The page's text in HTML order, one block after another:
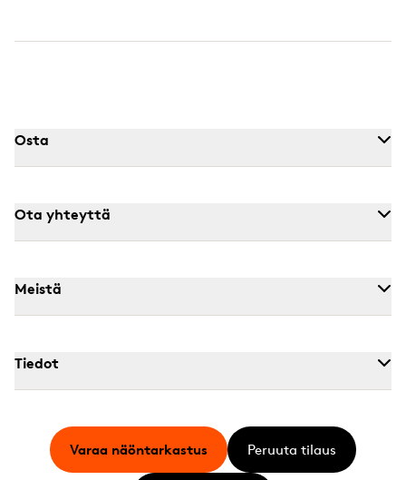
Osta
Ota yhteyttä
Meistä
Tiedot
Varaa näöntarkastus Peruuta tilaus